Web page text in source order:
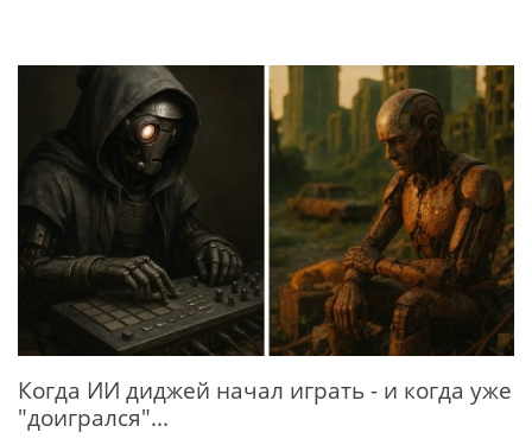
Когда ИИ диджей начал играть - и когда уже
"доигрался"...